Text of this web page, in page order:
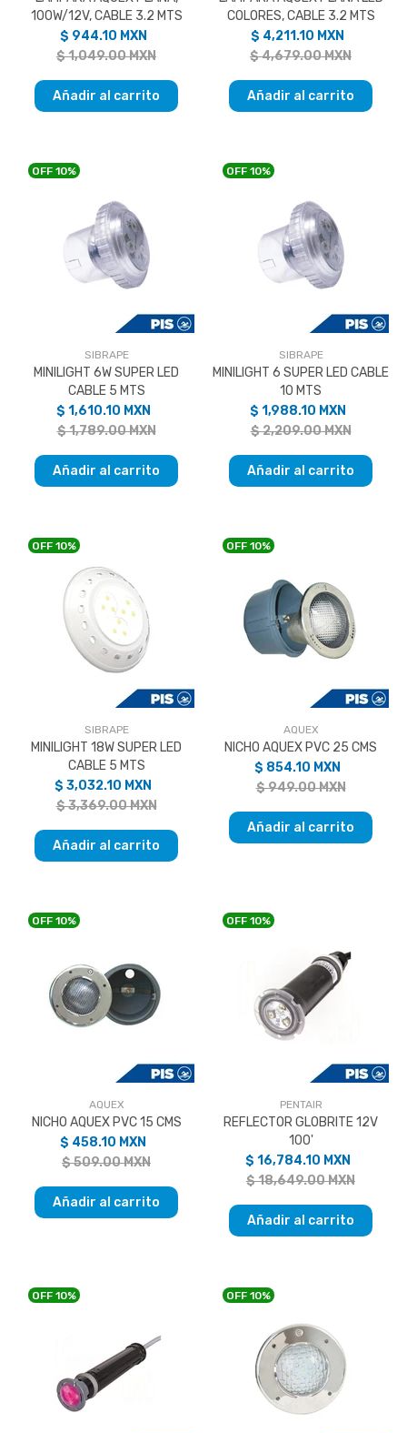
100W/12V, CABLE 3.2 MTS
$ 944.10 MXN
$ 1,049.00 MXN
Añadir al carrito
COLORES, CABLE 3.2 MTS
$ 4,211.10 MXN
$ 4,679.00 MXN
Añadir al carrito
OFF 10%
SIBRAPE
MINILIGHT 6W SUPER LED
CABLE 5 MTS
$ 1,610.10 MXN
$ 1,789.00 MXN
Añadir al carrito
OFF 10%
SIBRAPE
MINILIGHT 6 SUPER LED CABLE
10 MTS
$ 1,988.10 MXN
$ 2,209.00 MXN
Añadir al carrito
OFF 10%
SIBRAPE
MINILIGHT 18W SUPER LED
CABLE 5 MTS
$ 3,032.10 MXN
$ 3,369.00 MXN
Añadir al carrito
OFF 10%
AQUEX
NICHO AQUEX PVC 25 CMS
$ 854.10 MXN
$ 949.00 MXN
Añadir al carrito
OFF 10%
AQUEX
NICHO AQUEX PVC 15 CMS
$ 458.10 MXN
$ 509.00 MXN
Añadir al carrito
OFF 10%
PENTAIR
REFLECTOR GLOBRITE 12V
100'
$ 16,784.10 MXN
$ 18,649.00 MXN
Añadir al carrito
OFF 10% OFF 10%